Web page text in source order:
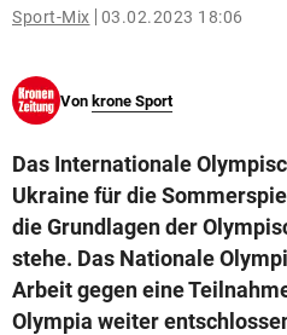
search
Suchbegriff
© Krone Multimedia GmbH & Co
Muthgasse 2, 1190 Wien
Sport-Mix 03.02.2023 18:06
Von krone Sport
Das Internationale
Ukraine für die
die Grundlagen der
stehe. Das Nationale
Arbeit gegen eine
Olympia weiter